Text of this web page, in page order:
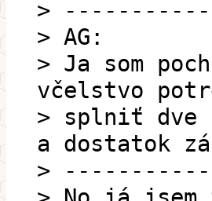
>
> AG:
> Ja som
včelstvo
> splniť dve
a dostatok
>